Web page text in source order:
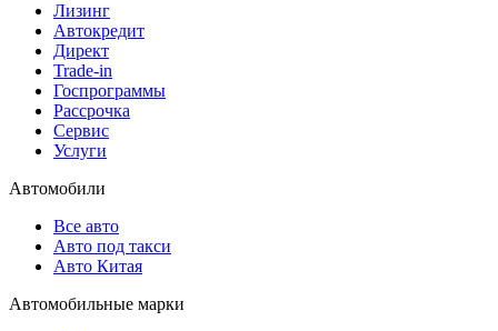
Лизинг
Автокредит
Директ
Trade-in
Госпрограммы
Рассрочка
Сервис
Услуги
Автомобили
Все авто
Авто под такси
Авто Китая
Автомобильные марки